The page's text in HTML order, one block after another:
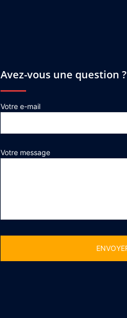
Avez-vous une question ?
Votre e-mail
Votre message